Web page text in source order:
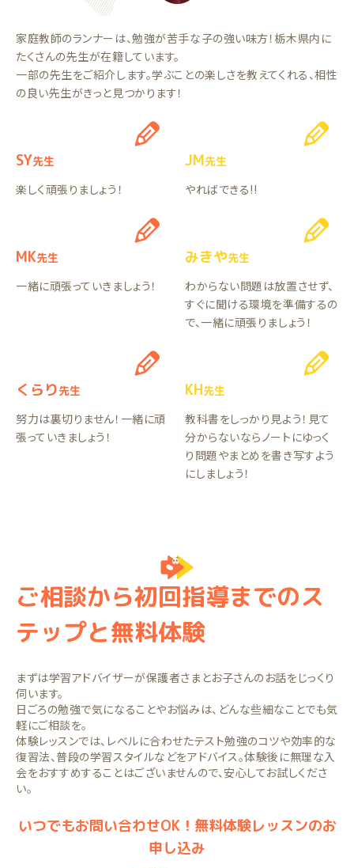
家庭教師のランナーは、勉強が苦手な子の強い味方！栃木県内に
たくさんの先生が在籍しています。
一部の先生をご紹介します。学ぶことの楽しさを教えてくれる、相性
の良い先生がきっと見つかります！
SY先生
楽しく頑張りましょう！
JM先生
やればできる!!
MK先生
一緒に頑張っていきましょう！
みきや先生
わからない問題は放置させず、
すぐに聞ける環境を準備するの
で、一緒に頑張りましょう！
くらり先生
努力は裏切りません！一緒に頑
張っていきましょう！
KH先生
教科書をしっかり見よう！見て
分からないならノートにゆっく
り問題やまとめを書き写すよう
にしましょう！
ご相談から初回指導までのス
テップと無料体験
まずは学習アドバイザーが保護者さまとお子さんのお話をじっくり
伺います。
日ごろの勉強で気になることやお悩みは、どんな些細なことでも気
軽にご相談を。
体験レッスンでは、レベルに合わせたテスト勉強のコツや効率的な
復習法、普段の学習スタイルなどをアドバイス。体験後に無理な入
会をおすすめすることはございませんので、安心してお試しくださ
い。
いつでもお問い合わせOK！無料体験レッスンのお
申し込み